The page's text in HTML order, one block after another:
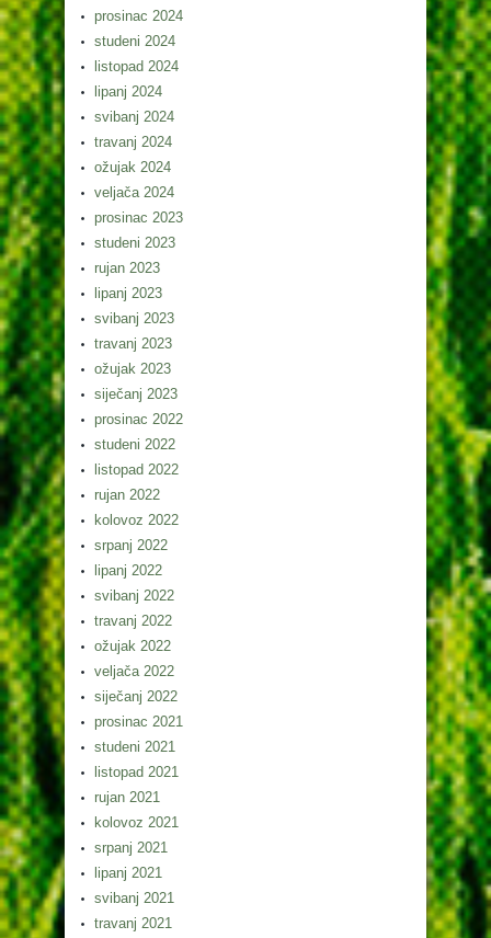
prosinac 2024
studeni 2024
listopad 2024
lipanj 2024
svibanj 2024
travanj 2024
ožujak 2024
veljača 2024
prosinac 2023
studeni 2023
rujan 2023
lipanj 2023
svibanj 2023
travanj 2023
ožujak 2023
siječanj 2023
prosinac 2022
studeni 2022
listopad 2022
rujan 2022
kolovoz 2022
srpanj 2022
lipanj 2022
svibanj 2022
travanj 2022
ožujak 2022
veljača 2022
siječanj 2022
prosinac 2021
studeni 2021
listopad 2021
rujan 2021
kolovoz 2021
srpanj 2021
lipanj 2021
svibanj 2021
travanj 2021